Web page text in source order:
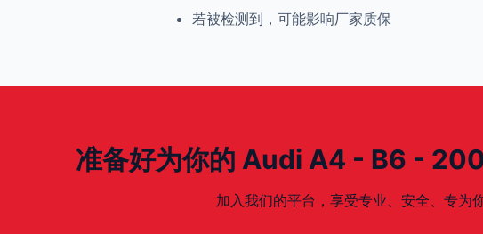
若被检测到，可能影响厂家质保
准备好为你的 Audi A4 - B6 -
加入我们的平台，享受专业、安全、专